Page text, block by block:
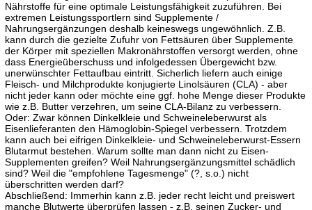
Nährstoffe für eine optimale Leistungsfähigkeit zuzuführen. Bei
extremen Leistungssportlern sind Supplemente /
Nahrungsergänzungen deshalb keineswegs ungewöhnlich. Z.B.
kann durch die gezielte Zufuhr von Fettsäuren über Supplemente
der Körper mit speziellen Makronährstoffen versorgt werden, ohne
dass Energieüberschuss und infolgedessen Übergewicht bzw.
unerwünschter Fettaufbau eintritt. Sicherlich liefern auch einige
Fleisch- und Milchprodukte konjugierte Linolsäuren (CLA) - aber
nicht jeder kann oder möchte eine ggf. hohe Menge dieser Produkte
wie z.B. Butter verzehren, um seine CLA-Bilanz zu verbessern.
Oder: Zwar können Dinkelkleie und Schweineleberwurst als
Eisenlieferanten den Hämoglobin-Spiegel verbessern. Trotzdem
kann auch bei eifrigen Dinkelkleie- und Schweineleberwurst-Essern
Blutarmut bestehen. Warum sollte man dann nicht zu Eisen-
Supplementen greifen? Weil Nahrungsergänzungsmittel schädlich
sind? Weil die "empfohlene Tagesmenge" (?, s.o.) nicht
überschritten werden darf?
Abschließend: Immerhin kann z.B. jeder recht leicht und preiswert
manche Blutwerte überprüfen lassen - z.B. seinen Zucker- und